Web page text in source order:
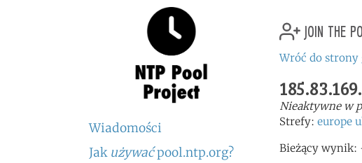
Wiadomości
Jak używaćpool.ntp.org?
join the
Wróć do strony
Nieaktywne w
Strefy: europe
Bieżący wynik: